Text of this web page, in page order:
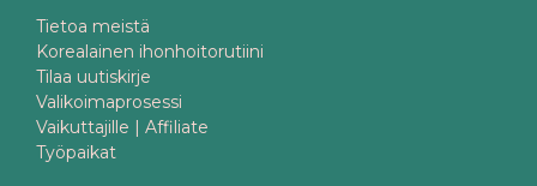
Tietoa meistä
Korealainen ihonhoitorutiini
Tilaa uutiskirje
Valikoimaprosessi
Vaikuttajille | Affiliate
Työpaikat